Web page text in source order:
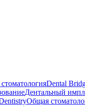
Dental
Дентальный
Общая